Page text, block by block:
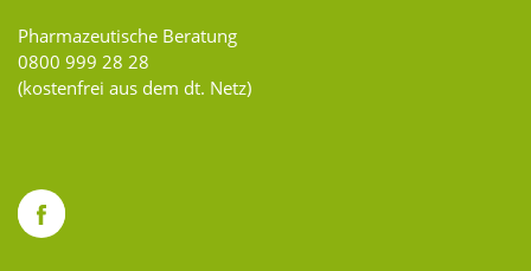
Pharmazeutische Beratung
0800 999 28 28
(kostenfrei aus dem dt. Netz)